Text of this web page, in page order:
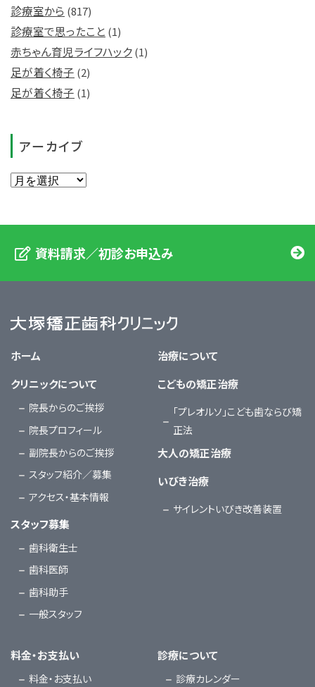
診療室から (817)
診療室で思ったこと (1)
赤ちゃん育児ライフハック(1)
足が着く椅子 (2)
足が着く椅子 (1)
アーカイブ
資料請求／初診お申込み
ホーム
クリニックについて
院長からのご挨拶
院長プロフィール
副院長からのご挨拶
スタッフ紹介／募集
アクセス・基本情報
スタッフ募集
歯科衛生士
歯科医師
歯科助手
一般スタッフ
治療について
こどもの矯正治療
「プレオルソ」こども歯ならび矯
正法
大人の矯正治療
いびき治療
サイレントいびき改善装置
料金・お支払い
料金・お支払い
診療について
診療カレンダー